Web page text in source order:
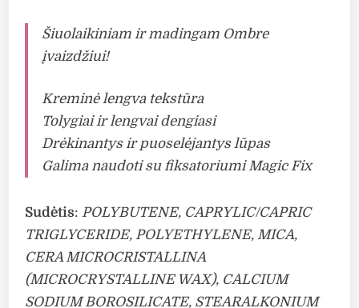
Šiuolaikiniam ir madingam Ombre
įvaizdžiui!
Kreminė lengva tekstūra
Tolygiai ir lengvai dengiasi
Drėkinantys ir puoselėjantys lūpas
Galima naudoti su fiksatoriumi Magic Fix
Sudėtis: POLYBUTENE, CAPRYLIC/CAPRIC
TRIGLYCERIDE, POLYETHYLENE, MICA,
CERA MICROCRISTALLINA
(MICROCRYSTALLINE WAX), CALCIUM
SODIUM BOROSILICATE, STEARALKONIUM